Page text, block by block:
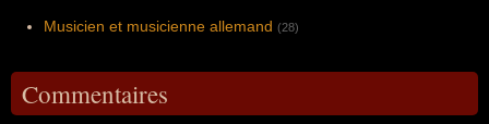
Musicien et musicienne allemand (28)
Commentaires